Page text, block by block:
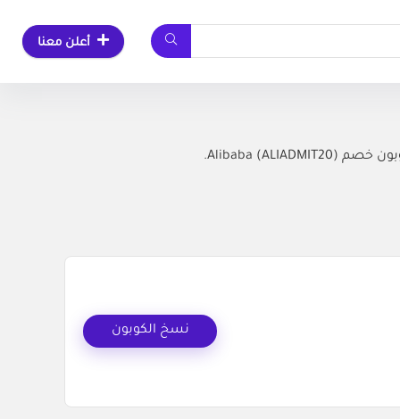
أعلن معنا
نسخ الكوبون